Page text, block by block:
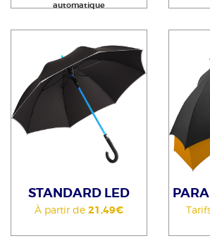
automatique
STANDARD LED
À partir de 21,49€